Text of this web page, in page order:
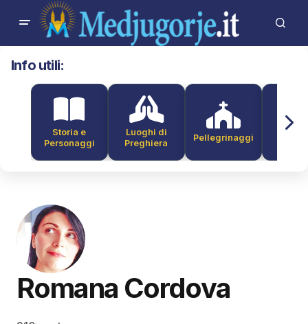
Info utili:
Storia e
Personaggi
Luoghi di
Preghiera
Pellegrinaggi
Romana Cordova